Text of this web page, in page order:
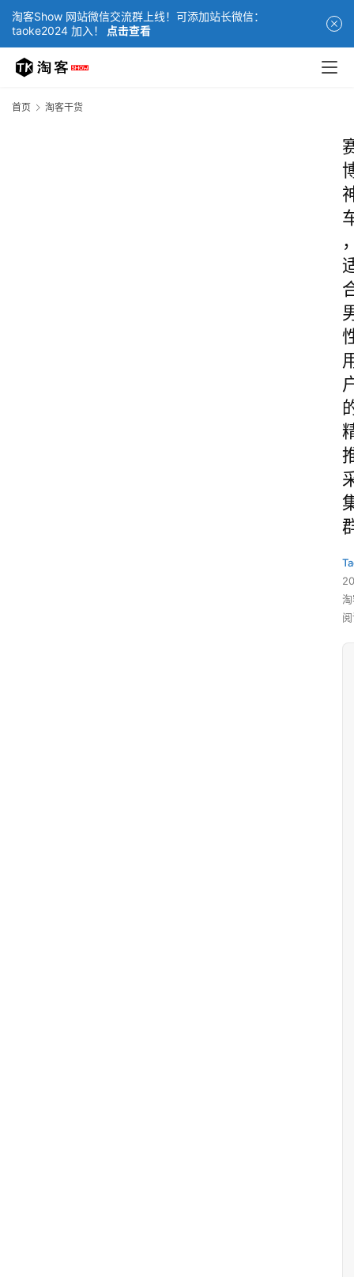
淘客Show 网站微信交流群上线！可添加站长微信：
taoke2024 加入！
点击查看
首页 淘客干货